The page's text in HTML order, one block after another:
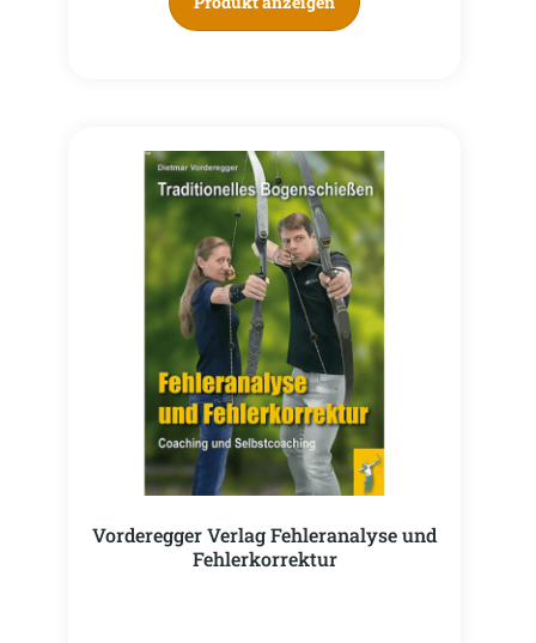
Vorderegger Verlag Fehleranalyse und
Fehlerkorrektur